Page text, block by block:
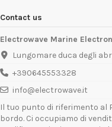
Contact us
Electrowave Marine
Lungomare duca degli
+390645553328
info@electrowave.it
Il tuo punto di riferimento al
bordo. Ci occupiamo di